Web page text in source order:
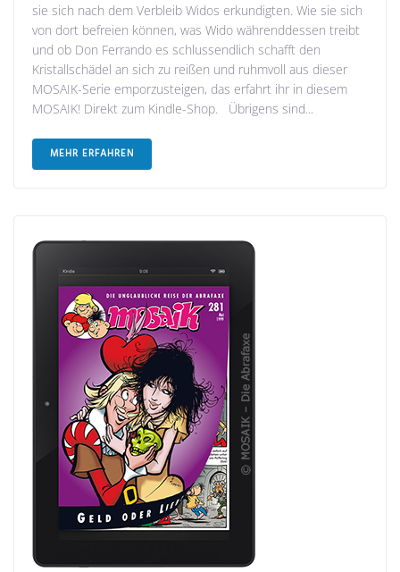
sie sich nach dem Verbleib Widos erkundigten. Wie sie sich
von dort befreien können, was Wido währenddessen treibt
und ob Don Ferrando es schlussendlich schafft den
Kristallschädel an sich zu reißen und ruhmvoll aus dieser
MOSAIK-Serie emporzusteigen, das erfahrt ihr in diesem
MOSAIK! Direkt zum Kindle-Shop. Übrigens sind...
MEHR ERFAHREN